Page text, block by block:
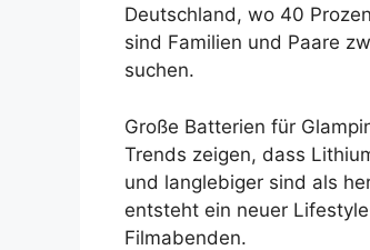
Deutschland, wo 40
sind Familien und Paare
suchen.
Große Batterien für
Trends zeigen, dass
und langlebiger sind als
entsteht ein neuer
Filmabenden.